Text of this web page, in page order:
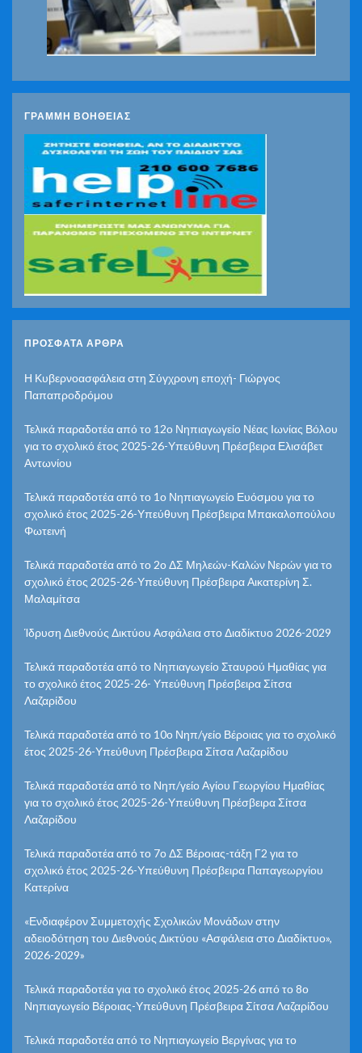
ΓΡΑΜΜΗ ΒΟΗΘΕΙΑΣ
ΠΡΌΣΦΑΤΑ ΆΡΘΡΑ
Η Κυβερνοασφάλεια στη Σύγχρονη εποχή- Γιώργος
Παπαπροδρόμου
Τελικά παραδοτέα από το 12ο Νηπιαγωγείο Νέας Ιωνίας Βόλου
για το σχολικό έτος 2025-26-Υπεύθυνη Πρέσβειρα Ελισάβετ
Αντωνίου
Τελικά παραδοτέα από το 1ο Νηπιαγωγείο Ευόσμου για το
σχολικό έτος 2025-26-Υπεύθυνη Πρέσβειρα Μπακαλοπούλου
Φωτεινή
Τελικά παραδοτέα από το 2ο ΔΣ Μηλεών-Καλών Νερών για το
σχολικό έτος 2025-26-Υπεύθυνη Πρέσβειρα Αικατερίνη Σ.
Μαλαμίτσα
Ίδρυση Διεθνούς Δικτύου Ασφάλεια στο Διαδίκτυο 2026-2029
Τελικά παραδοτέα από το Νηπιαγωγείο Σταυρού Ημαθίας για
το σχολικό έτος 2025-26- Υπεύθυνη Πρέσβειρα Σίτσα
Λαζαρίδου
Τελικά παραδοτέα από το 10ο Νηπ/γείο Βέροιας για το σχολικό
έτος 2025-26-Υπεύθυνη Πρέσβειρα Σίτσα Λαζαρίδου
Τελικά παραδοτέα από το Νηπ/γείο Αγίου Γεωργίου Ημαθίας
για το σχολικό έτος 2025-26-Υπεύθυνη Πρέσβειρα Σίτσα
Λαζαρίδου
Τελικά παραδοτέα από το 7ο ΔΣ Βέροιας-τάξη Γ2 για το
σχολικό έτος 2025-26-Υπεύθυνη Πρέσβειρα Παπαγεωργίου
Κατερίνα
«Ενδιαφέρον Συμμετοχής Σχολικών Μονάδων στην
αδειοδότηση του Διεθνούς Δικτύου «Ασφάλεια στο Διαδίκτυο»,
2026-2029»
Τελικά παραδοτέα για το σχολικό έτος 2025-26 από το 8ο
Νηπιαγωγείο Βέροιας-Υπεύθυνη Πρέσβειρα Σίτσα Λαζαρίδου
Τελικά παραδοτέα από το Νηπιαγωγείο Βεργίνας για το